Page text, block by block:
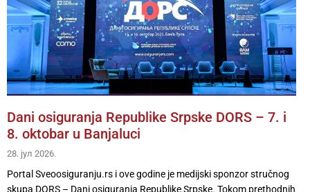
Dani osiguranja Republike Srpske DORS – 7. i
8. oktobar u Banjaluci
28. јул 2026.
Portal Sveoosiguranju.rs i ove godine je medijski sponzor stručnog
skupa DORS – Dani osiguranja Republike Srpske. Tokom prethodnih